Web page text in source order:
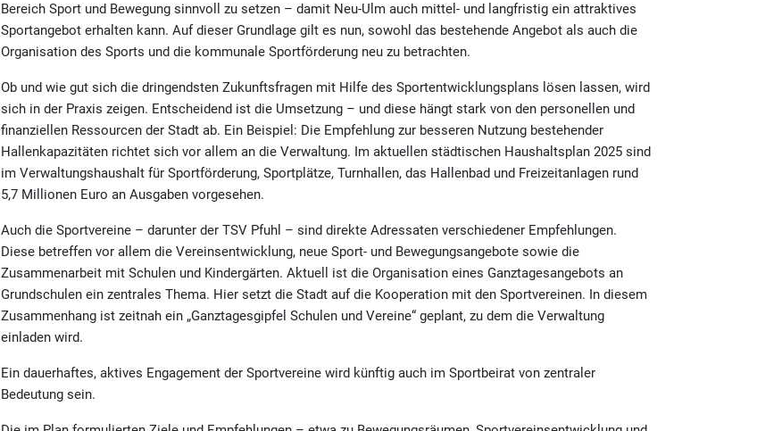
Bereich Sport und Bewegung sinnvoll zu setzen – damit Neu-Ulm auch mittel- und langfristig ein attraktives
Sportangebot erhalten kann. Auf dieser Grundlage gilt es nun, sowohl das bestehende Angebot als auch die
Organisation des Sports und die kommunale Sportförderung neu zu betrachten.
Ob und wie gut sich die dringendsten Zukunftsfragen mit Hilfe des Sportentwicklungsplans lösen lassen, wird
sich in der Praxis zeigen. Entscheidend ist die Umsetzung – und diese hängt stark von den personellen und
finanziellen Ressourcen der Stadt ab. Ein Beispiel: Die Empfehlung zur besseren Nutzung bestehender
Hallenkapazitäten richtet sich vor allem an die Verwaltung. Im aktuellen städtischen Haushaltsplan 2025 sind
im Verwaltungshaushalt für Sportförderung, Sportplätze, Turnhallen, das Hallenbad und Freizeitanlagen rund
5,7 Millionen Euro an Ausgaben vorgesehen.
Auch die Sportvereine – darunter der TSV Pfuhl – sind direkte Adressaten verschiedener Empfehlungen.
Diese betreffen vor allem die Vereinsentwicklung, neue Sport- und Bewegungsangebote sowie die
Zusammenarbeit mit Schulen und Kindergärten. Aktuell ist die Organisation eines Ganztagesangebots an
Grundschulen ein zentrales Thema. Hier setzt die Stadt auf die Kooperation mit den Sportvereinen. In diesem
Zusammenhang ist zeitnah ein „Ganztagesgipfel Schulen und Vereine“ geplant, zu dem die Verwaltung
einladen wird.
Ein dauerhaftes, aktives Engagement der Sportvereine wird künftig auch im Sportbeirat von zentraler
Bedeutung sein.